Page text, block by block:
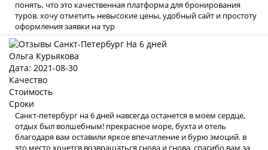
понять, что это качественная платформа для бронирования
туров. хочу отметить невысокие цены, удобный сайт и простоту
оформления заявки на тур
Ольга Курьякова
Дата: 2021-08-30
Качество
Стоимость
Сроки
Санкт-петербург на 6 дней навсегда останется в моем сердце,
отдых был волшебным! прекрасное море, бухта и отель
благодаря вам оставили яркое впечатление и бурю эмоций. в
это место хочется возвращаться снова и снова. спасибо вам за